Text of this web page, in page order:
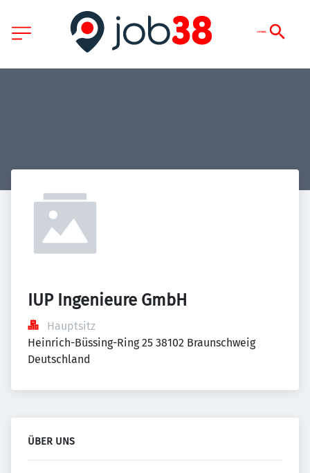
IUP Ingenieure GmbH
Hauptsitz
Heinrich-Büssing-Ring 25 38102 Braunschweig
Deutschland
ÜBER UNS